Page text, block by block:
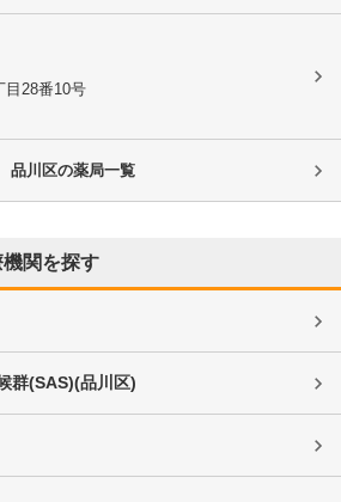
目28番10号
品川区の薬局一覧
関を探す
群(SAS)(品川区)